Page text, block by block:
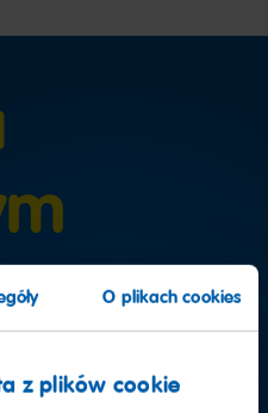
O plikach cookies
z plików cookie